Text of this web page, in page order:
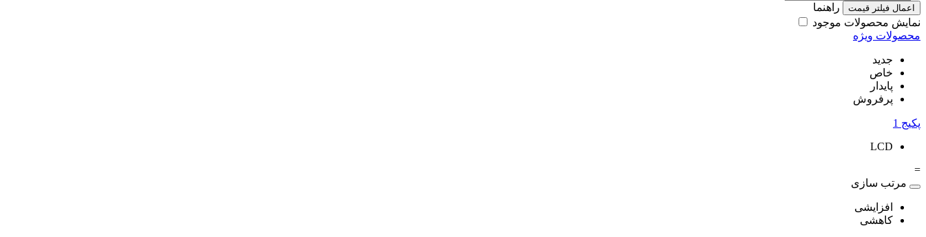
اعمال فیلتر قیمت
راهنما
نمایش محصولات موجود
محصولات ویژه
جدید
خاص
پایدار
پرفروش
پکیج 1
LCD
=
مرتب سازی
افزایشی
کاهشی